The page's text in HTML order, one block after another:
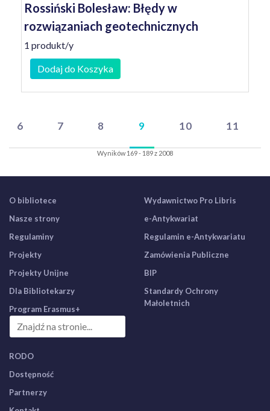
Rossiński Bolesław: Błędy w
rozwiązaniach geotechnicznych
1 produkt/y
Dodaj do Koszyka
6 7 8 9 10 11
Wyników 169 - 189 z 2008
O bibliotece
Nasze strony
Regulaminy
Projekty
Projekty Unijne
Dla Bibliotekarzy
Program Erasmus+
Wydawnictwo Pro Libris
e-Antykwariat
Regulamin e-Antykwariatu
Zamówienia Publiczne
BIP
Standardy Ochrony
Małoletnich
RODO
Dostępność
Partnerzy